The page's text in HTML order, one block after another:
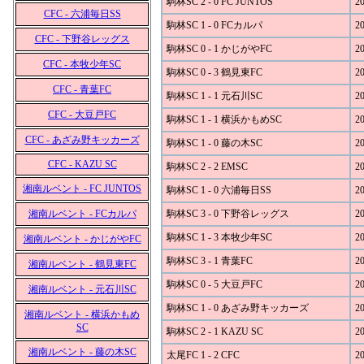
CFC - 六浦毎日SS
CFC - 下野谷レッグス
CFC - 本牧少年SC
CFC - 青葉FC
CFC - 大豆戸FC
CFC - あざみ野キッカーズ
CFC - KAZU SC
湘南ルベント - FC JUNTOS
湘南ルベント - FCカルパ
湘南ルベント - かじがやFC
湘南ルベント - 鶴見東FC
湘南ルベント - 元石川SC
湘南ルベント - 横浜かもめ
SC
湘南ルベント - 藤の木SC
駒林SC 1 - 0 FCカルパ
駒林SC 0 - 1 かじがやFC
駒林SC 0 - 3 鶴見東FC
駒林SC 1 - 1 元石川SC
駒林SC 1 - 1 横浜かもめSC
駒林SC 1 - 0 藤の木SC
駒林SC 2 - 2 EMSC
駒林SC 1 - 0 六浦毎日SS
駒林SC 3 - 0 下野谷レッグス
駒林SC 1 - 3 本牧少年SC
駒林SC 3 - 1 青葉FC
駒林SC 0 - 5 大豆戸FC
駒林SC 1 - 0 あざみ野キッカーズ
駒林SC 2 - 1 KAZU SC
太尾FC 1 - 2 CFC